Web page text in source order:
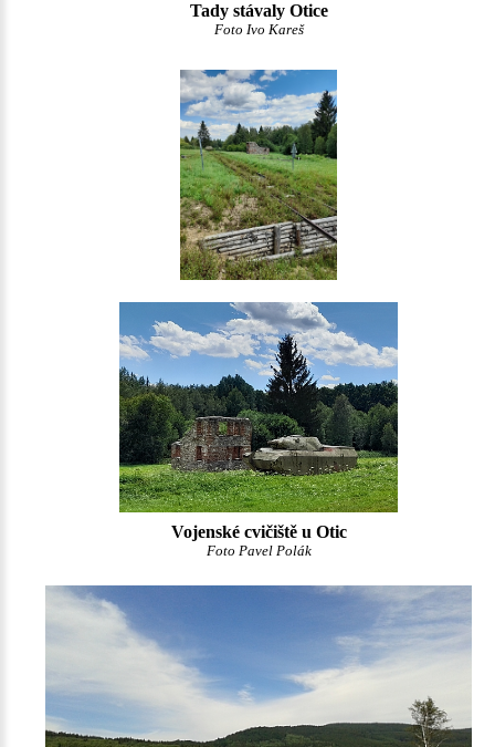
Tady stávaly Otice
Foto Ivo Kareš
Vojenské cvičiště u Otic
Foto Pavel Polák